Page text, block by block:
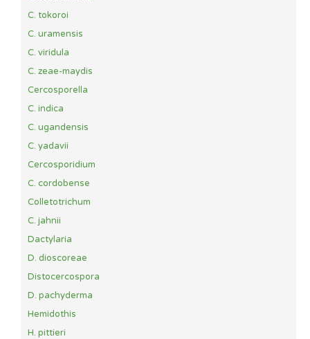
C. tokoroi
C. uramensis
C. viridula
C. zeae-maydis
Cercosporella
C. indica
C. ugandensis
C. yadavii
Cercosporidium
C. cordobense
Colletotrichum
C. jahnii
Dactylaria
D. dioscoreae
Distocercospora
D. pachyderma
Hemidothis
H. pittieri